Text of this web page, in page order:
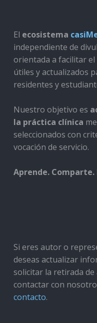
El ecosistema
independiente de
orientada a facilitar
útiles y actualizados
residentes y
Nuestro objetivo es
la práctica clínica
seleccionados con
vocación de servicio.
Aprende. Comparte.
Si eres autor o
deseas actualizar
solicitar la retirada
contactar con
contacto.